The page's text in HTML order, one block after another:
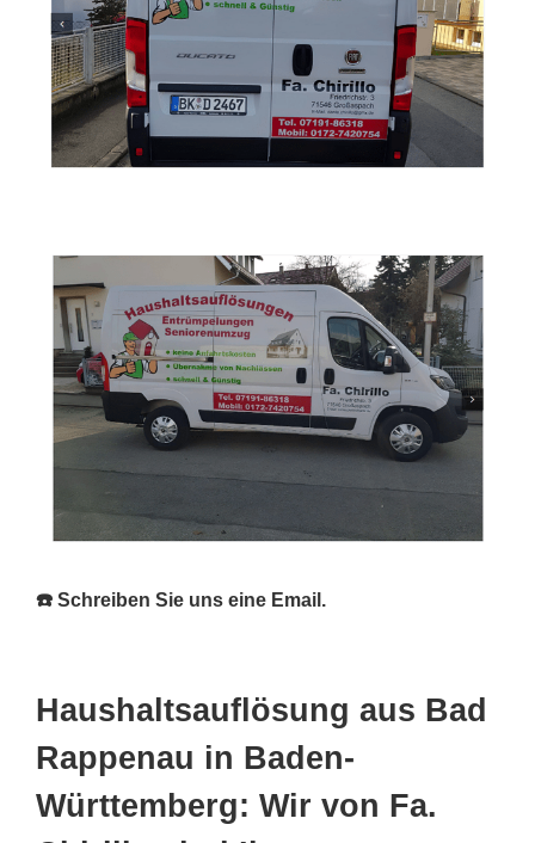
☎️ Schreiben Sie uns eine Email.
Haushaltsauflösung aus Bad
Rappenau in Baden-
Württemberg: Wir von Fa.